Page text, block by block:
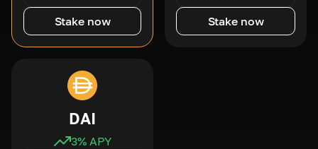
Stake now Stake now
DAI
3% APY